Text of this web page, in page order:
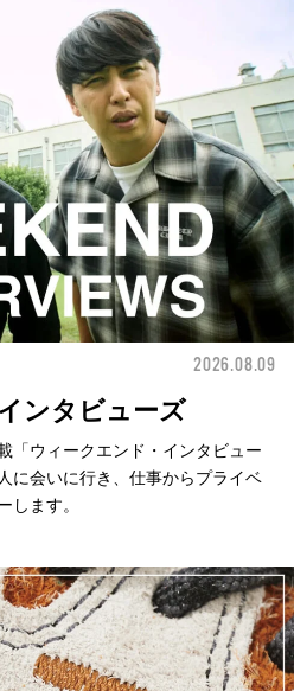
2026.08.09
ンタビューズ
「ウィークエンド・インタビュー
に会いに行き、仕事からプライベ
します。